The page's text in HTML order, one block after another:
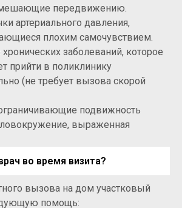
мешающие передвижению.
артериального давления,
плохим самочувствием.
заболеваний, которое
прийти в поликлинику
(не требует вызова скорой
подвижность
выраженная
во время визита?
вызова на дом участковый
помощь: